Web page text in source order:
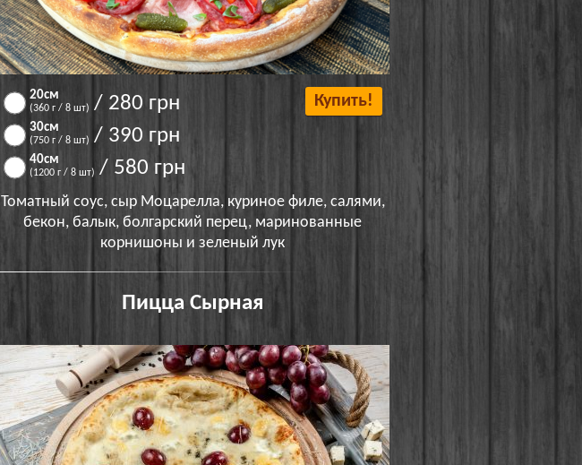
20см
(360 г / 8 шт) / 280 грн
30см
(750 г / 8 шт) / 390 грн
40см
(1200 г / 8 шт) / 580 грн
Купить!
Томатный соус, сыр Моцарелла, куриное филе, салями,
бекон, балык, болгарский перец, маринованные
корнишоны и зеленый лук
Пицца Сырная